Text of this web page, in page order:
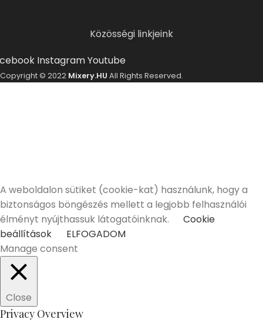
Közösségi linkjeink
InstagramYoutube
Copyright © 2022 Mixery.HU All Rights Reserved.
A weboldalon sütiket (cookie-kat) használunk, hogy a
biztonságos böngészés mellett a legjobb felhasználói
élményt nyújthassuk látogatóinknak.
Cookie
beállítások
ELFOGADOM
Manage consent
Close
Privacy Overview